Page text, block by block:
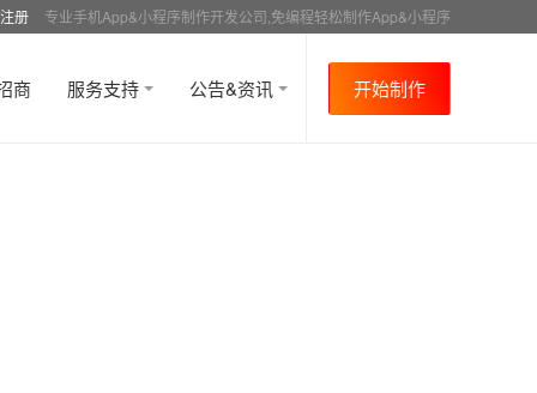
册 专业手机App&小程序制作开发公司,免编程轻松制作App&小程序
商 服务支持 公告&资讯 开始制作